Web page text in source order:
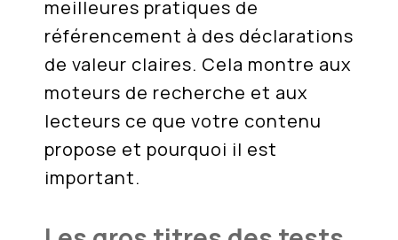
meilleures pratiques de
référencement à des déclarations
de valeur claires. Cela montre aux
moteurs de recherche et aux
lecteurs ce que votre contenu
propose et pourquoi il est
important.